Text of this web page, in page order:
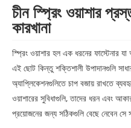
চীন স্প্রিং ওয়াশার
কারখানা
স্প্রিং ওয়াশার হল এক ধরনের ফাস্টেনার
এই ছোট কিন্তু শক্তিশালী উপাদানগুলি
অ্যাপ্লিকেশনগুলিতে চাপ বজায় রাখতে
ওয়াশারের সুবিধাগুলি, তাদের ধরন এবং
প্রয়োজনের জন্য সঠিকগুলি বেছে নেবেন সে